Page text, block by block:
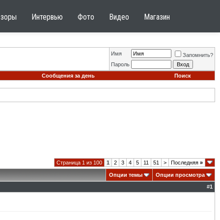
Интервью Фото Видео Магазин
Имя
Запомнить?
Пароль
Сообщения за день
Поиск
Страница 1 из 100 1 2 3 4 5 11 51 > Последняя »
Опции темы
Опции просмотра
#1